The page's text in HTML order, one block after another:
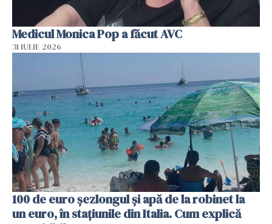
Medicul Monica Pop a făcut AVC
31 IULIE 2026
100 de euro șezlongul și apă de la robinet la
un euro, în stațiunile din Italia. Cum explică